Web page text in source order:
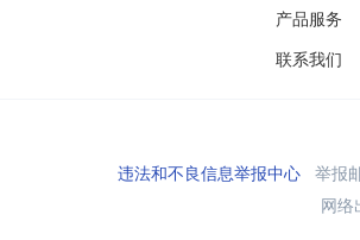
产品服务
联系我们
违法和不良信息举报中心举报
网